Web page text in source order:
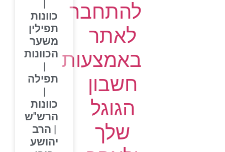
להתחבר
לאתר
באמצעות
חשבון
הגוגל
שלך
כוונות
תפילין
משער
הכוונות
תפילה
כוונות
הרש"ש
| הרב
יהושע